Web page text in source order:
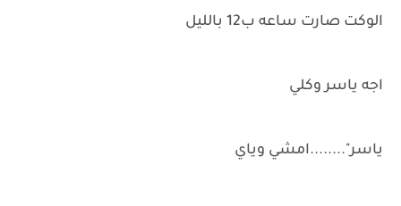
الوكت صارت ساعه ب12 بالليل
اجه ياسر وكلي
ياسر"........امشي وياي